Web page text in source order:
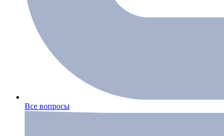
Все вопросы